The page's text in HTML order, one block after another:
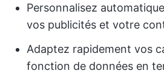
Personnalisez
vos publicités et votre
Adaptez rapidement vos
fonction de données en